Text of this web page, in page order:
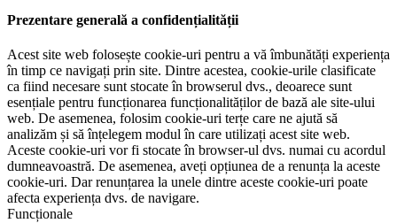
Prezentare generală a confidențialității
Acest site web folosește cookie-uri pentru a vă îmbunătăți experiența
în timp ce navigați prin site. Dintre acestea, cookie-urile clasificate
ca fiind necesare sunt stocate în browserul dvs., deoarece sunt
esențiale pentru funcționarea funcționalităților de bază ale site-ului
web. De asemenea, folosim cookie-uri terțe care ne ajută să
analizăm și să înțelegem modul în care utilizați acest site web.
Aceste cookie-uri vor fi stocate în browser-ul dvs. numai cu acordul
dumneavoastră. De asemenea, aveți opțiunea de a renunța la aceste
cookie-uri. Dar renunțarea la unele dintre aceste cookie-uri poate
afecta experiența dvs. de navigare.
Funcționale